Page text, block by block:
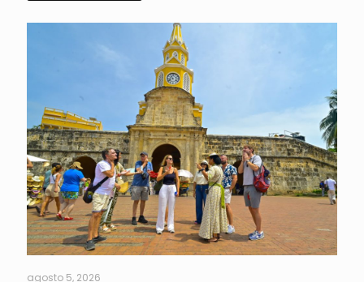
agosto 5, 2026